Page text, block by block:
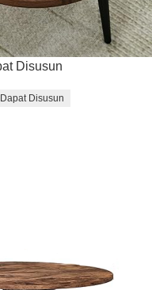
Disusun
Disusun